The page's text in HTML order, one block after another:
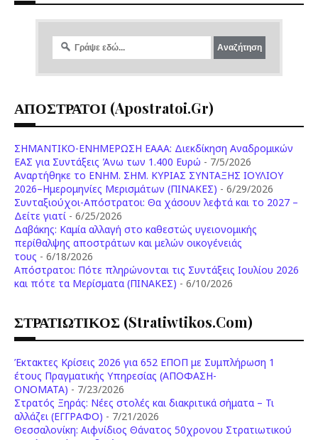
ΑΠΟΣΤΡΑΤΟΙ (apostratoi.gr)
ΣΗΜΑΝΤΙΚΟ-ΕΝΗΜΕΡΩΣΗ ΕΑΑΑ: Διεκδίκηση Αναδρομικών
ΕΑΣ για Συντάξεις Άνω των 1.400 Ευρώ - 7/5/2026
Aναρτήθηκε το ENHM. ΣΗΜ. ΚΥΡΙΑΣ ΣΥΝΤΑΞΗΣ ΙΟΥΛΙΟΥ
2026–Ημερομηνίες Μερισμάτων (ΠΙΝΑΚΕΣ) - 6/29/2026
Συνταξιούχοι-Απόστρατοι: Θα χάσουν λεφτά και το 2027 –
Δείτε γιατί - 6/25/2026
Δαβάκης: Καμία αλλαγή στο καθεστώς υγειονομικής
περίθαλψης αποστράτων και μελών οικογένειάς
τους - 6/18/2026
Aπόστρατοι: Πότε πληρώνονται τις Συντάξεις Ιουλίου 2026
και πότε τα Μερίσματα (ΠΙΝΑΚΕΣ) - 6/10/2026
ΣΤΡΑΤΙΩΤΙΚΟΣ (stratiwtikos.com)
Έκτακτες Κρίσεις 2026 για 652 ΕΠΟΠ με Συμπλήρωση 1
έτους Πραγματικής Υπηρεσίας (ΑΠΟΦΑΣΗ-
ONOMATA) - 7/23/2026
Στρατός Ξηράς: Νέες στολές και διακριτικά σήματα – Τι
αλλάζει (ΕΓΓΡΑΦΟ) - 7/21/2026
Θεσσαλονίκη: Αιφνίδιος Θάνατος 50χρονου Στρατιωτικού